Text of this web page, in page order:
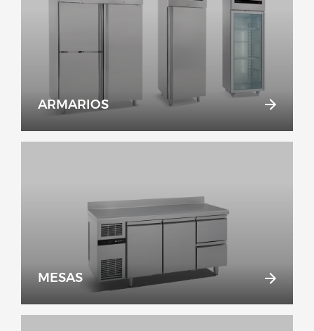
ARMARIOS
MESAS